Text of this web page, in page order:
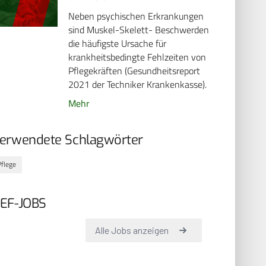
Neben psychischen Erkrankungen
sind Muskel-Skelett- Beschwerden
die häufigste Ursache für
krankheitsbedingte Fehlzeiten von
Pflegekräften (Gesundheitsreport
2021 der Techniker Krankenkasse).
Mehr
Schlagwörter
JOBS